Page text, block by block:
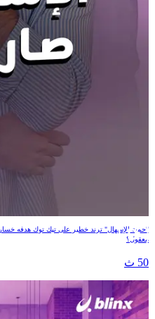
"حمية الإسهال" ترند خطير على تيك توك هدفه
معقول؟
50 ث